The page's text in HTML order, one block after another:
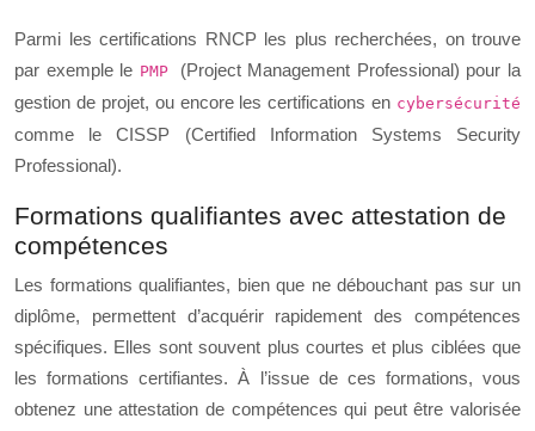
Parmi les certifications RNCP les plus recherchées, on trouve
par exemple le PMP (Project Management Professional) pour la
gestion de projet, ou encore les certifications en cybersécurité
comme le CISSP (Certified Information Systems Security
Professional).
Formations qualifiantes avec attestation de
compétences
Les formations qualifiantes, bien que ne débouchant pas sur un
diplôme, permettent d’acquérir rapidement des compétences
spécifiques. Elles sont souvent plus courtes et plus ciblées que
les formations certifiantes. À l’issue de ces formations, vous
obtenez une attestation de compétences qui peut être valorisée